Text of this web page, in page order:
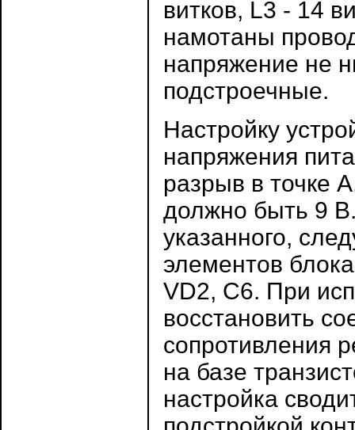
витков, L3 - 14
намотаны
напряжение не
подстроечные.
Настройку
напряжения
разрыв в точке
должно быть 9
указанного,
элементов
VD2, С6. При
восстановить
сопротивления
на базе
настройка